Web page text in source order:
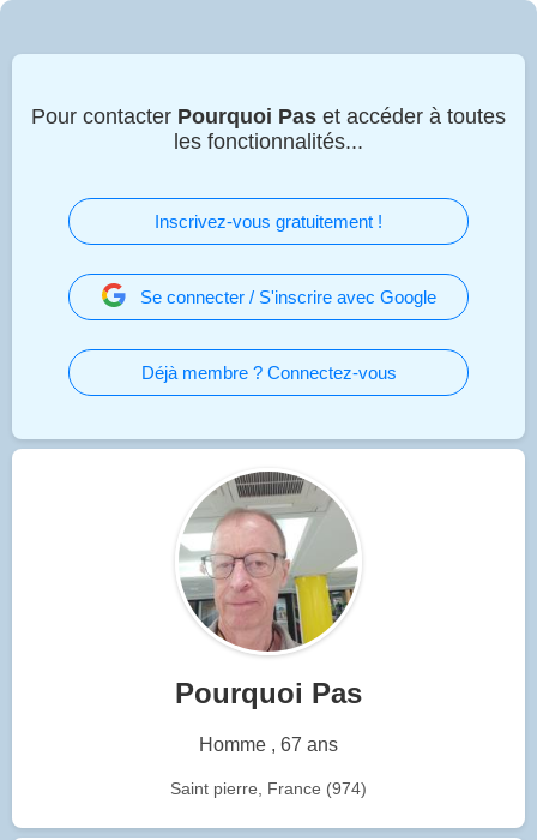
Pour contacter Pourquoi Pas et accéder à toutes
les fonctionnalités...
Inscrivez-vous gratuitement !
Se connecter / S'inscrire avec Google
Déjà membre ? Connectez-vous
Pourquoi Pas
Homme , 67 ans
Saint pierre, France (974)